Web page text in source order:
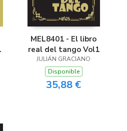
MEL8401 - El libro
real del tango Vol1
JULIÁN GRACIANO
Disponible
35,88 €